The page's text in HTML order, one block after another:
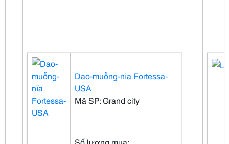
Dao-muỗng-nĩa Fortessa-
USA
Mã SP: Grand city